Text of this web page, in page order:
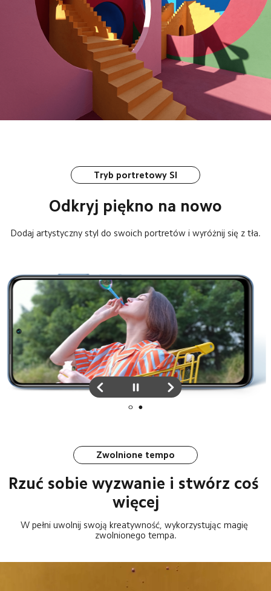
Tryb portretowy SI
Odkryj piękno na nowo
Dodaj artystyczny styl do swoich portretów i wyróżnij się z tła.
Zwolnione tempo
Rzuć sobie wyzwanie i stwórz coś
więcej
W pełni uwolnij swoją kreatywność, wykorzystując magię
zwolnionego tempa.